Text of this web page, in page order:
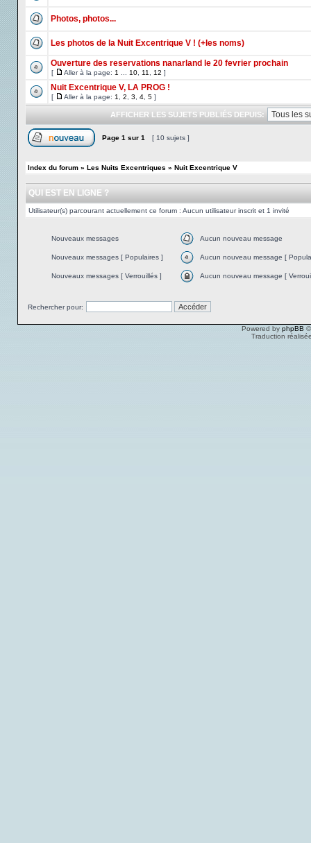
Photos, photos...
Les photos de la Nuit Excentrique V ! (+les noms)
Ouverture des reservations nanarland le 20 fevrier prochain
[ Aller à la page: 1 10 11 12 ]
Nuit Excentrique V, LA PROG !
[ Aller à la page: 1 2 3 4 5 ]
AFFICHER LES SUJETS PUBLIÉS DEPUIS:
Page 1 sur 1 [ 10 sujets ]
Index du forum » Les Nuits Excentriques » Nuit Excentrique V
QUI EST EN LIGNE ?
Utilisateur(s) parcourant actuellement ce forum : Aucun utilisateur inscrit et 1 invité
Nouveaux messages Aucun nouveau message
Nouveaux messages [ Populaires ] Aucun nouveau message [
Nouveaux messages [ Verrouillés ] Aucun nouveau message [
Rechercher pour:
Powered by phpBB
Traduction